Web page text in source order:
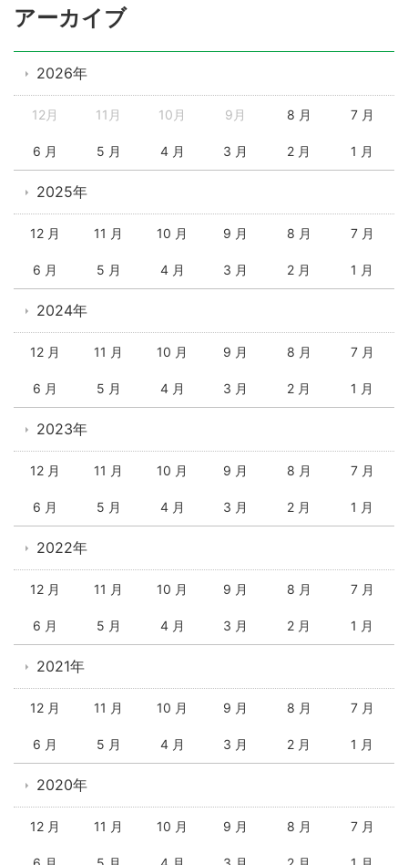
アーカイブ
2026年
12月 11月 10月 9月 8 月 7 月
6 月 5 月 4 月 3 月 2 月 1 月
2025年
12 月 11 月 10 月 9 月 8 月 7 月
6 月 5 月 4 月 3 月 2 月 1 月
2024年
12 月 11 月 10 月 9 月 8 月 7 月
6 月 5 月 4 月 3 月 2 月 1 月
2023年
12 月 11 月 10 月 9 月 8 月 7 月
6 月 5 月 4 月 3 月 2 月 1 月
2022年
12 月 11 月 10 月 9 月 8 月 7 月
6 月 5 月 4 月 3 月 2 月 1 月
2021年
12 月 11 月 10 月 9 月 8 月 7 月
6 月 5 月 4 月 3 月 2 月 1 月
2020年
12 月 11 月 10 月 9 月 8 月 7 月